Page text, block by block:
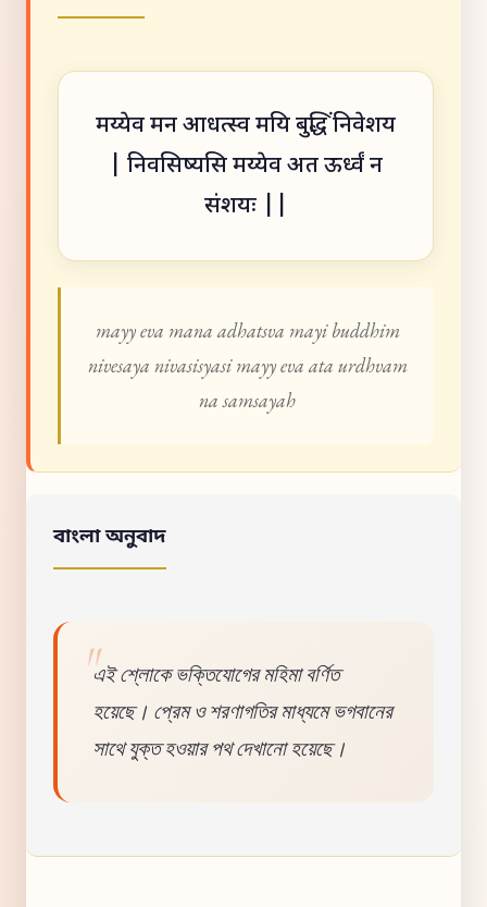
मय्येव मन आधत्स्व मयि बुद्धिं निवेशय
| निवसिष्यसि मय्येव अत ऊर्ध्वं न
संशयः ||
mayy eva mana adhatsva mayi buddhim
nivesaya nivasisyasi mayy eva ata urdhvam
na samsayah
বাংলা অনুবাদ
এই শ্লোকে ভক্তিযোগের মহিমা বর্ণিত
হয়েছে। প্রেম ও শরণাগতির মাধ্যমে ভগবানের
সাথে যুক্ত হওয়ার পথ দেখানো হয়েছে।